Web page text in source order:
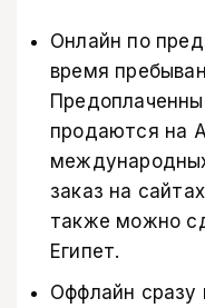
Онлайн по
время
продаются на
заказ на
также можно
Египет.
Оффлайн сразу